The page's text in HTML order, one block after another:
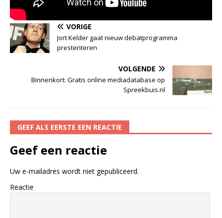
VORIGE
Jort Kelder gaat nieuw debatprogramma
prestenteren
VOLGENDE
Binnenkort: Gratis online mediadatabase op
Spreekbuis.nl
GEEF ALS EERSTE EEN REACTIE
Geef een reactie
Uw e-mailadres wordt niet gepubliceerd.
Reactie